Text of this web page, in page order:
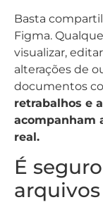
Basta
Figma.
visualizar,
alterações de
documentos
retrabalhos e
acompanham
real.
É